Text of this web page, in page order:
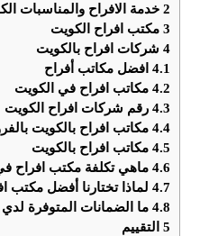
2 خدمة الافراح والمناسبات
3 مكتب افراح الكويت
4 شركات افراح بالكويت
4.1 افضل مكاتب أفراح
4.2 مكاتب افراح في الكويت
4.3 رقم شركات افراح الكويت
4.4 مكاتب افراح بالكويت
4.5 مكاتب افراح بالكويت
4.6 ماهي تكلفة مكتب افراح
4.7 لماذا تختارنا أفضل مكتب
4.8 ما الضمانات المتوفرة
5 التقييم